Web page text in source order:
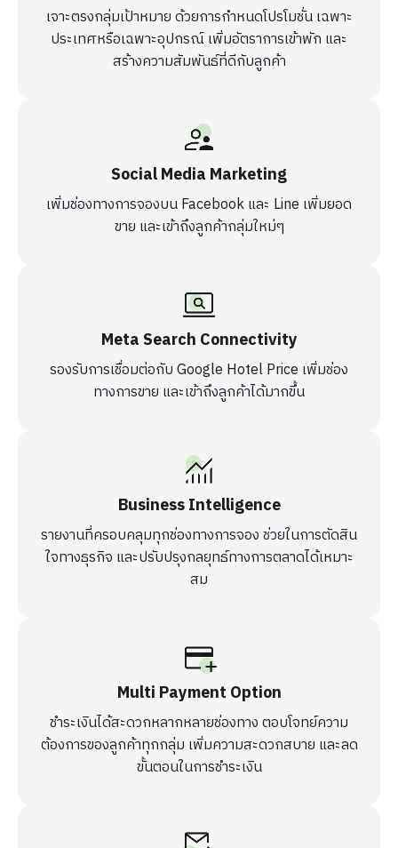
เจาะตรงกลุ่มเป้าหมาย ด้วยการกำหนดโปรโมชั่น เฉพาะ
ประเทศหรือเฉพาะอุปกรณ์ เพิ่มอัตราการเข้าพัก และ
สร้างความสัมพันธ์ที่ดีกับลูกค้า
Social Media Marketing
เพิ่มช่องทางการจองบน Facebook และ Line เพิ่มยอด
ขาย และเข้าถึงลูกค้ากลุ่มใหม่ๆ
Meta Search Connectivity
รองรับการเชื่อมต่อกับ Google Hotel Price เพิ่มช่อง
ทางการขาย และเข้าถึงลูกค้าได้มากขึ้น
Business Intelligence
รายงานที่ครอบคลุมทุกช่องทางการจอง ช่วยในการตัดสิน
ใจทางธุรกิจ และปรับปรุงกลยุทธ์ทางการตลาดได้เหมาะ
สม
Multi Payment Option
ชำระเงินได้สะดวกหลากหลายช่องทาง ตอบโจทย์ความ
ต้องการของลูกค้าทุกกลุ่ม เพิ่มความสะดวกสบาย และลด
ขั้นตอนในการชำระเงิน